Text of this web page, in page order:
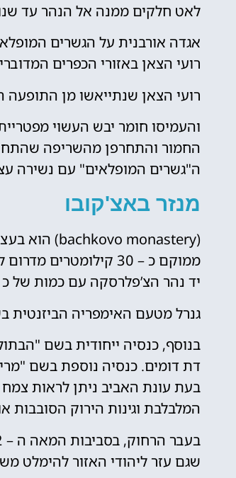
לאט חלקים ממנה אל הנהר עד
אגדה אורבנית על הגשרים
רועי הצאן באזורי הכפרים
רועי הצאן שנתייאשו מן
והעמיסו חומר יבש העשוי
החמור והתחרפן מהשריפה
ה"גשרים המופלאים" עם נשירה
מנזר באצ'קובו
ממוקם כ – 30
יד נהר הצ’פלרסקה עם כמות של כ – 18 קאפלות ושטח שמתפרס על כ – 8,000 מטרים
גנרל מטעם האימפריה הביזנטית
בנוסף, כנסיה ייחודית בשם
דת דומים. כנסיה נוספת בשם
המלבלבת וגינות הירוק הסובבות
שגם עזר ליהודי האזור להימלט